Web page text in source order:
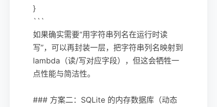
}
```
如果确实需要“用字符串列名在运行时读
写”，可以再封装一层，把字符串列名映射到
lambda（读/写对应字段），但这会牺牲一
点性能与简洁性。
### 方案二：SQLite 的内存数据库（动态